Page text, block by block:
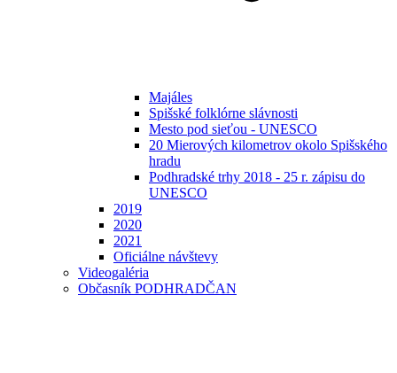
Majáles
Spišské folklórne slávnosti
Mesto pod sieťou - UNESCO
20 Mierových kilometrov okolo Spišského
hradu
Podhradské trhy 2018 - 25 r. zápisu do
UNESCO
2019
2020
2021
Oficiálne návštevy
Videogaléria
Občasník PODHRADČAN